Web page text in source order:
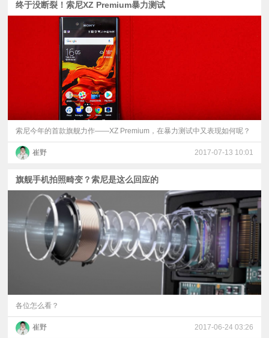
测
普
验
专
终于没断裂！索尼XZ Premium暴力测试
索尼今年的首款旗舰力作——XZ Premium，在暴力测试中又表现如何呢？
崔野 2017-07-13 10:01
旗舰手机拍照畸变？索尼是这么回应的
各位怎么看？
崔野 2017-06-24 03:26